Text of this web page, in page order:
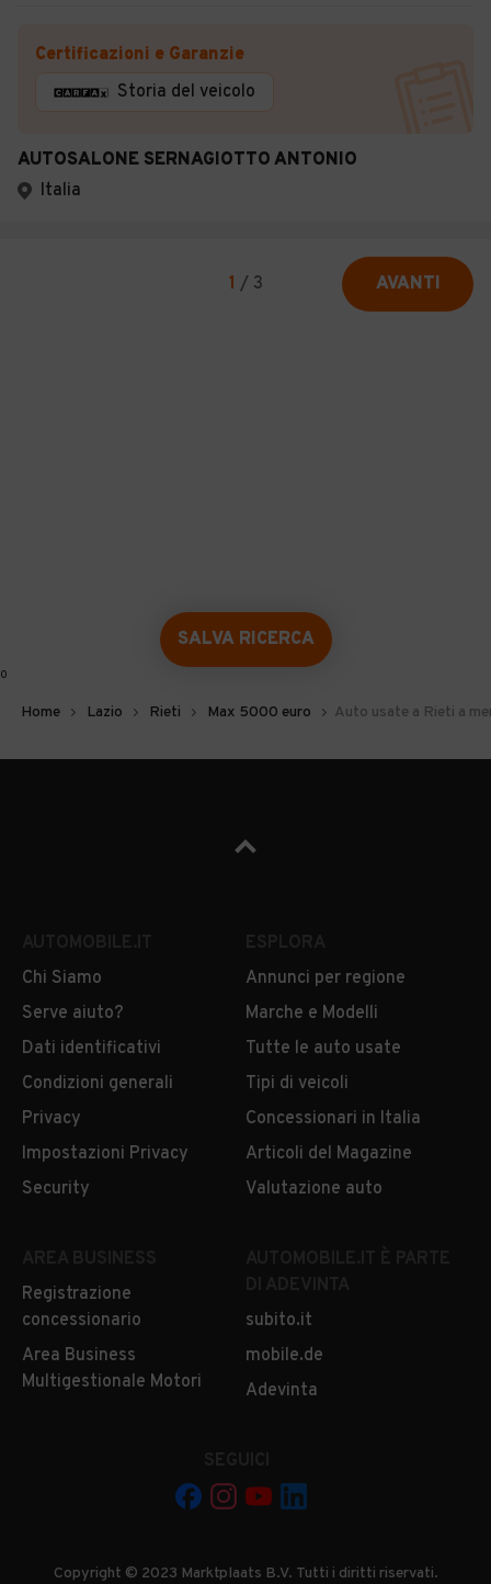
Certificazioni e Garanzie
Storia del veicolo
AUTOSALONE SERNAGIOTTO ANTONIO
Italia
1 / 3 AVANTI
SALVA RICERCA
0
Home Lazio Rieti Max 5000 euro Auto usate a Rieti a
Chi Siamo
Serve aiuto?
Dati identificativi
Condizioni generali
Privacy
Impostazioni Privacy
Security
Annunci per regione
Marche e Modelli
Tutte le auto usate
Tipi di veicoli
Concessionari in Italia
Articoli del Magazine
Valutazione auto
Registrazione
concessionario
Area Business
Multigestionale Motori
subito.it
mobile.de
Adevinta
Copyright © 2023 Marktplaats B.V. Tutti i diritti riservati.